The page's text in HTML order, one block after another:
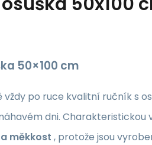
50×100 cm
vždy po ruce kvalitní ručník s
dni.
měkkost , protože jsou